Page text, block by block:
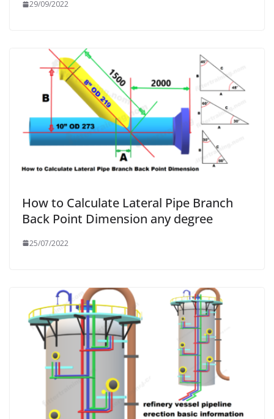
29/09/2022
How to Calculate Lateral Pipe Branch
Back Point Dimension any degree
25/07/2022